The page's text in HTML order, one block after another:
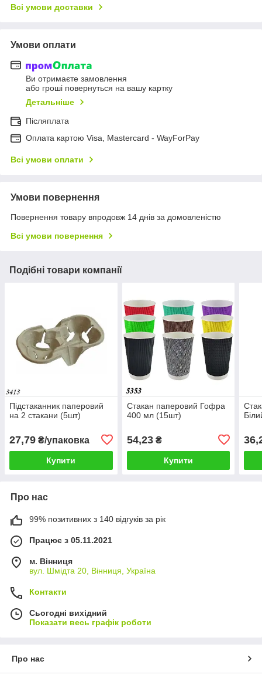
Всі умови доставки
Умови оплати
Ви отримаєте замовлення
або гроші повернуться на вашу картку
Детальніше
Післяплата
Оплата картою Visa, Mastercard - WayForPay
Всі умови оплати
Умови повернення
Повернення товару впродовж 14 днів за домовленістю
Всі умови повернення
Подібні товари компанії
Підстаканник паперовий
на 2 стакани (5шт)
27,79 ₴/упаковка
Купити
Стакан паперовий Гофра
400 мл (15шт)
54,23₴
Купити
Про нас
99% позитивних з 140 відгуків за рік
Працює з 05.11.2021
м. Вінниця
вул. Шмідта 20, Вінниця, Україна
Контакти
Сьогодні вихідний
Показати весь графік роботи
Про нас